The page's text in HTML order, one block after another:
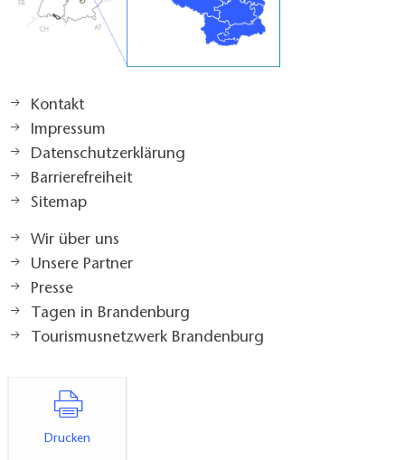
Kontakt
Impressum
Datenschutzerklärung
Barrierefreiheit
Sitemap
Wir über uns
Unsere Partner
Presse
Tagen in Brandenburg
Tourismusnetzwerk Brandenburg
Drucken